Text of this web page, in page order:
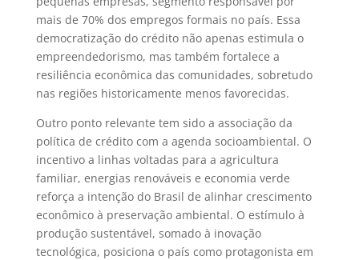
mais de 70% dos empregos formais no país. Essa
democratização do crédito não apenas estimula o
empreendedorismo, mas também fortalece a
resiliência econômica das comunidades, sobretudo
nas regiões historicamente menos favorecidas.
Outro ponto relevante tem sido a associação da
política de crédito com a agenda socioambiental. O
incentivo a linhas voltadas para a agricultura
familiar, energias renováveis e economia verde
reforça a intenção do Brasil de alinhar crescimento
econômico à preservação ambiental. O estímulo à
produção sustentável, somado à inovação
tecnológica, posiciona o país como protagonista em